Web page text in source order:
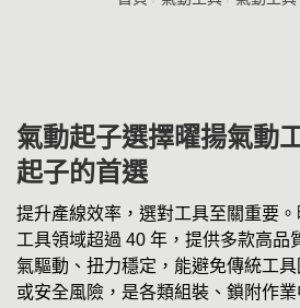
氣動起子選擇曜揚氣動
起子的首選
提升產線效率，選對工具至關重要
工具領域超過 40 年，提供多款高品
氣驅動、扭力穩定，能避免傳統工
或安全風險，是各類組裝、鎖附作